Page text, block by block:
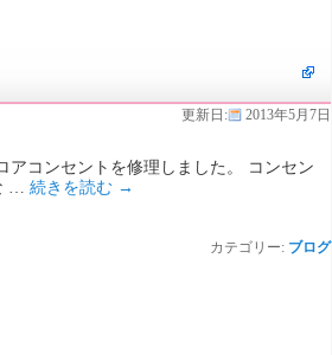
更新日: 2013年5月7日
ンセントを修理しました。 コンセン
… 続きを読む →
カテゴリー: ブログ